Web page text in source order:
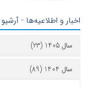
اخبار و اطلاعیه‌ها - آرشیو
سال 1405 (23)
سال 1404 (89)